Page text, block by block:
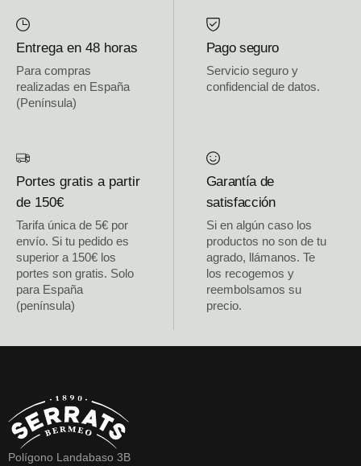
Entrega en 48 horas
Para compras
realizadas en España
(Península)
Pago seguro
Servicio seguro y
confidencial de datos.
Portes gratis a partir
de 150€
Tarifa única de 5€ por
envío. Si tu pedido es
superior a 150€ los
portes son gratis. Solo
para España
(península)
Garantía de
satisfacción
Si en algún caso los
productos no son de tu
agrado, llámanos. Te
los recogemos y
reembolsamos su
precio.
Polígono Landabaso 3B